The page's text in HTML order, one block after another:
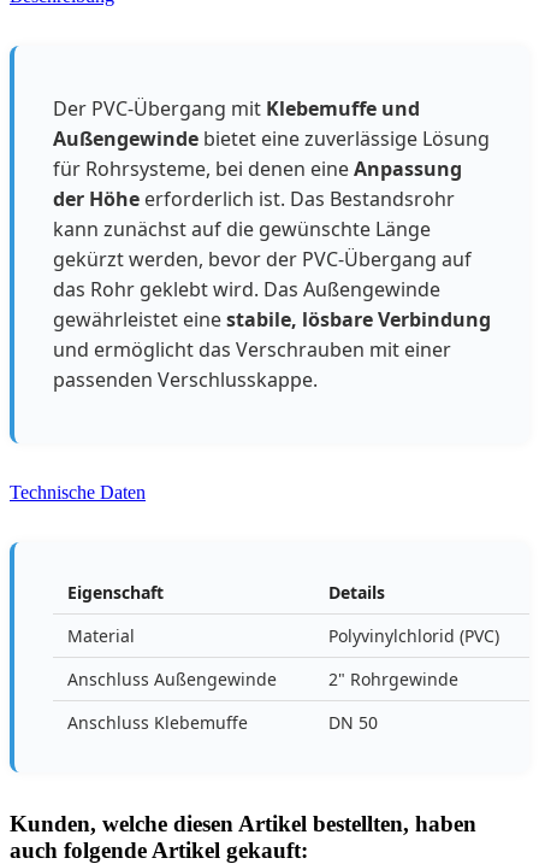
Der PVC-Übergang mit Klebemuffe und
Außengewinde bietet eine zuverlässige Lösung
für Rohrsysteme, bei denen eineAnpassung
der Höhe erforderlich ist. Das Bestandsrohr
kann zunächst auf die gewünschte Länge
gekürzt werden, bevor der PVC-Übergang auf
das Rohr geklebt wird. Das Außengewinde
gewährleistet einestabile, lösbare Verbindung
und ermöglicht das Verschrauben mit einer
passenden Verschlusskappe.
Technische Daten
Eigenschaft
Details
Material
Polyvinylchlorid (PVC)
Anschluss Außengewinde
2" Rohrgewinde
Anschluss Klebemuffe
DN 50
Kunden, welche diesen Artikel bestellten, haben
auch folgende Artikel gekauft: